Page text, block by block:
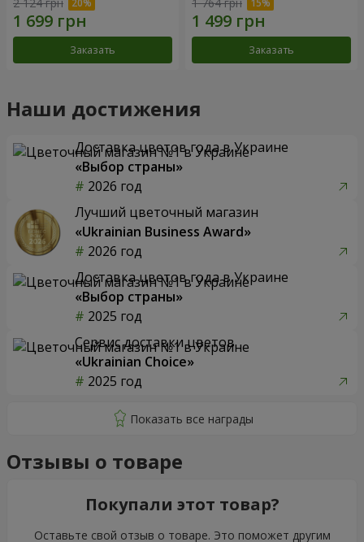
Заказать Заказать
Наши достижения
Доставка цветов года в Украине
«Выбор страны»
2026 год
Лучший цветочный магазин
«Ukrainian Business Award»
2026 год
Доставка цветов года в Украине
«Выбор страны»
2025 год
Сервис доставки цветов
«Ukrainian Choice»
2025 год
Отзывы о товаре
Покупали этот товар?
Оставьте свой отзыв о товаре. Это поможет другим